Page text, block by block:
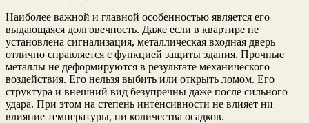
Наиболее важной и главной особенностью является его
выдающаяся долговечность. Даже если в квартире не
установлена ​​сигнализация, металлическая входная дверь
отлично справляется с функцией защиты здания. Прочные
металлы не деформируются в результате механического
воздействия. Его нельзя выбить или открыть ломом. Его
структура и внешний вид безупречны даже после сильного
удара. При этом на степень интенсивности не влияет ни
влияние температуры, ни количества осадков.